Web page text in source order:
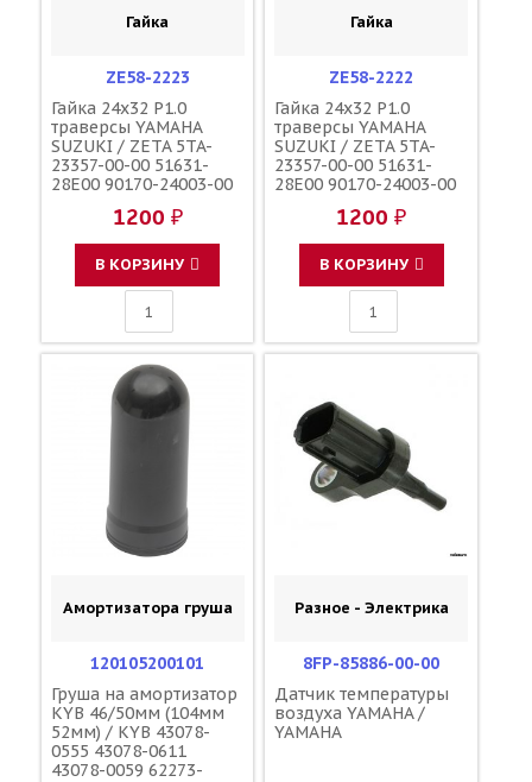
Гайка
ZE58-2223
Гайка 24x32 P1.0
траверсы YAMAHA
SUZUKI / ZETA 5TA-
23357-00-00 51631-
28E00 90170-24003-00
1200 ₽
В КОРЗИНУ
Гайка
ZE58-2222
Гайка 24x32 P1.0
траверсы YAMAHA
SUZUKI / ZETA 5TA-
23357-00-00 51631-
28E00 90170-24003-00
1200 ₽
В КОРЗИНУ
Амортизатора груша
120105200101
Груша на амортизатор
KYB 46/50мм (104мм
52мм) / KYB 43078-
0555 43078-0611
43078-0059 62273-
Разное - Электрика
8FP-85886-00-00
Датчик температуры
воздуха YAMAHA /
YAMAHA